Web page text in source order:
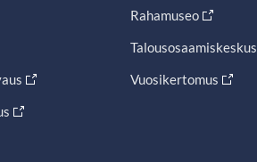
Rahamuseo
Talousosaamiskeskus
Vuosikertomus